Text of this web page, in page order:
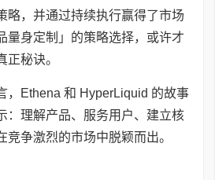
略，并通过持续执行赢得了市场
量身定制」的策略选择，或许才
正秘诀。
，Ethena 和 HyperLiquid 的故事
：理解产品、服务用户、建立核
竞争激烈的市场中脱颖而出。